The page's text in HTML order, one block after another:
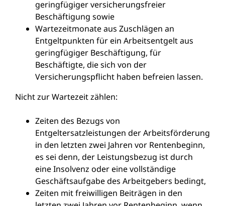
geringfügiger versicherungsfreier
Beschäftigung sowie
Wartezeitmonate aus Zuschlägen an
Entgeltpunkten für ein Arbeitsentgelt aus
geringfügiger Beschäftigung, für
Beschäftigte, die sich von der
Versicherungspflicht haben befreien lassen.
Nicht zur Wartezeit zählen:
Zeiten des Bezugs von
Entgeltersatzleistungen der Arbeitsförderung
in den letzten zwei Jahren vor Rentenbeginn,
es sei denn, der Leistungsbezug ist durch
eine Insolvenz oder eine vollständige
Geschäftsaufgabe des Arbeitgebers bedingt,
Zeiten mit freiwilligen Beiträgen in den